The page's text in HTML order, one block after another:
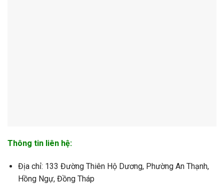
Thông tin liên hệ:
Địa chỉ: 133 Đường Thiên Hộ Dương, Phường An Thạnh,
Hồng Ngự, Đồng Tháp